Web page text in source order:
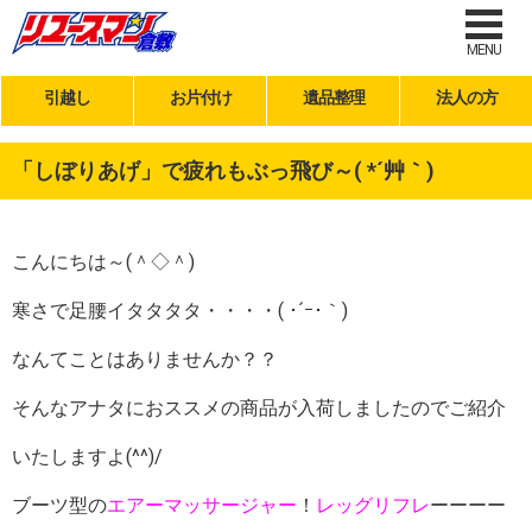
MENU
引越し お片付け 遺品整理 法人の方
「しぼりあげ」で疲れもぶっ飛び～( *´艸｀)
こんにちは～(＾◇＾)
寒さで足腰イタタタタ・・・・( ･´ｰ･｀)
なんてことはありませんか？？
そんなアナタにおススメの商品が入荷しましたのでご紹介
いたしますよ(^^)/
ブーツ型のエアーマッサージャー ！ レッグリフレーーーー